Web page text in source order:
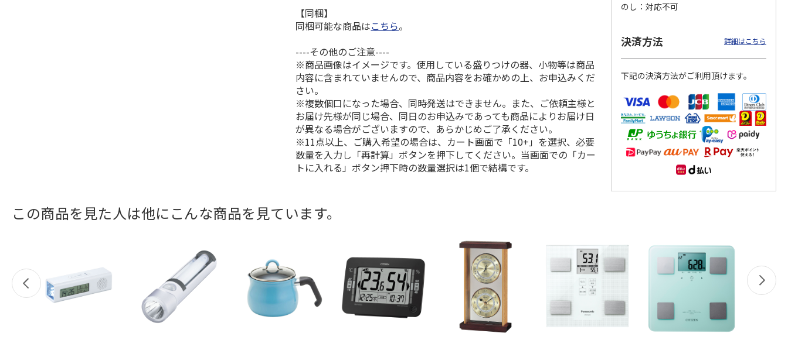
【同梱】
同梱可能な商品はこちら。
----その他のご注意----
※商品画像はイメージです。使用している盛りつけの器、小物等は商品
内容に含まれていませんので、商品内容をお確かめの上、お申込みくだ
さい。
※複数個口になった場合、同時発送はできません。また、ご依頼主様と
お届け先様が同じ場合、同日のお申込みであっても商品によりお届け日
が異なる場合がございますので、あらかじめご了承ください。
※11点以上、ご購入希望の場合は、カート画面で「10+」を選択、必要
数量を入力し「再計算」ボタンを押下してください。当画面での「カー
トに入れる」ボタン押下時の数量選択は1個で結構です。
のし
対応不可
決済方法 詳細はこちら
下記の決済方法がご利用頂けます。
この商品を見た人は他にこんな商品を見ています。